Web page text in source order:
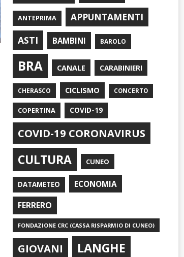
ANTEPRIMA
APPUNTAMENTI
ASTI
BAMBINI BAROLO
BRA CANALE CARABINIERI
CHERASCO CICLISMO CONCERTO
COPERTINA COVID-19
COVID-19 CORONAVIRUS
CULTURA CUNEO
DATAMETEO ECONOMIA
FERRERO
FONDAZIONE CRC (CASSA RISPARMIO DI CUNEO)
GIOVANI LANGHE